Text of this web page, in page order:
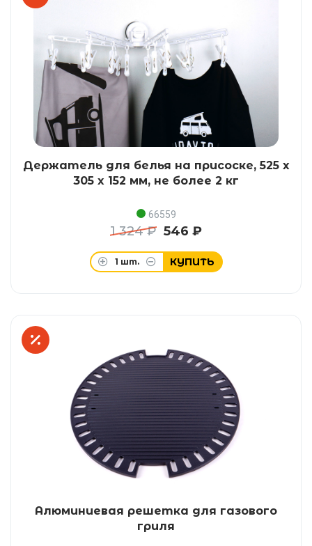
Держатель для белья на присоске, 525 x
305 x 152 мм, не более 2 кг
66559
1 324 ₽ 546 ₽
1 шт. КУПИТЬ
Алюминиевая решетка для газового
гриля